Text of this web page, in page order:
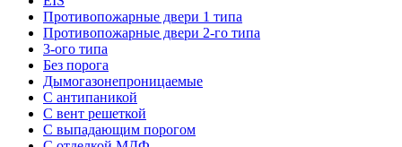
Противопожарные двери 1 типа
Противопожарные двери 2-го типа
3-ого типа
Без порога
Дымогазонепроницаемые
С антипаникой
С вент решеткой
С выпадающим порогом